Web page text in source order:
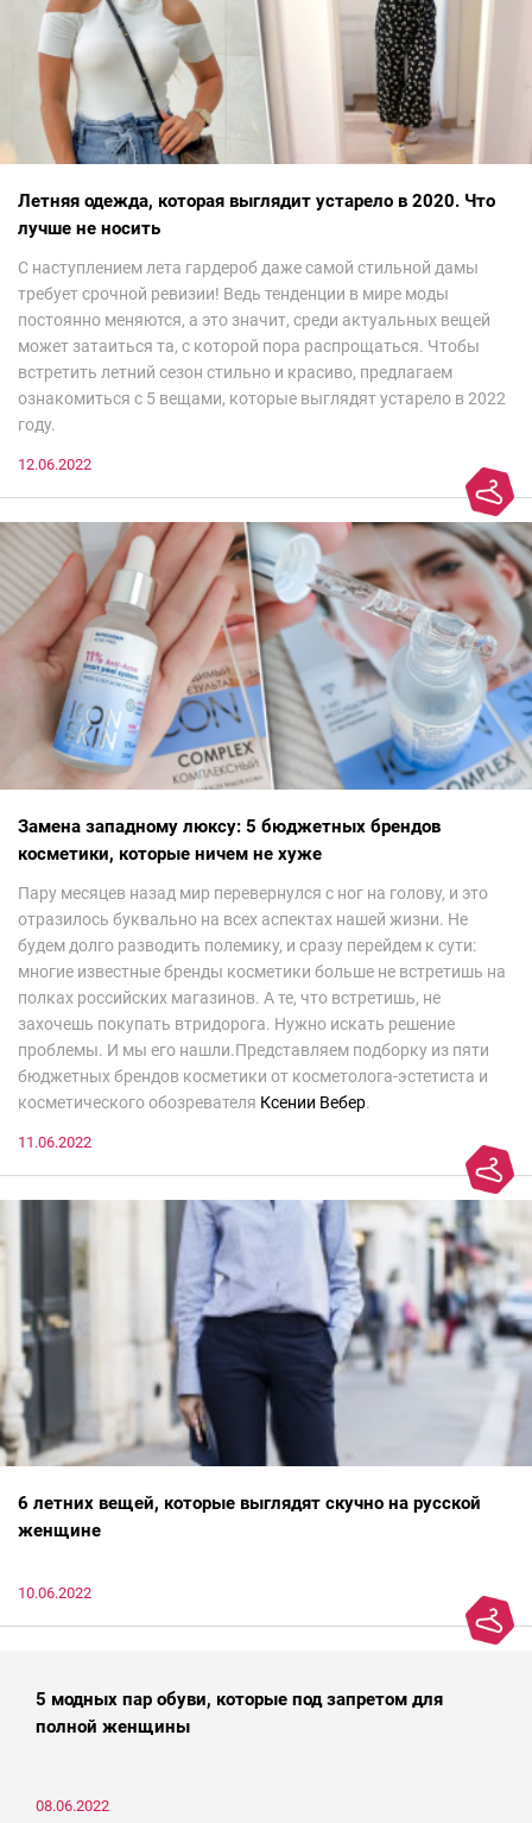
Летняя одежда, которая выглядит устарело в 2020. Что
лучше не носить
С наступлением лета гардероб даже самой стильной дамы
требует срочной ревизии! Ведь тенденции в мире моды
постоянно меняются, а это значит, среди актуальных вещей
может затаиться та, с которой пора распрощаться. Чтобы
встретить летний сезон стильно и красиво, предлагаем
ознакомиться с 5 вещами, которые выглядят устарело в 2022
году.
12.06.2022
Замена западному люксу: 5 бюджетных брендов
косметики, которые ничем не хуже
Пару месяцев назад мир перевернулся с ног на голову, и это
отразилось буквально на всех аспектах нашей жизни. Не
будем долго разводить полемику, и сразу перейдем к сути:
многие известные бренды косметики больше не встретишь на
полках российских магазинов. А те, что встретишь, не
захочешь покупать втридорога. Нужно искать решение
проблемы. И мы его нашли.Представляем подборку из пяти
бюджетных брендов косметики от косметолога-эстетиста и
косметического обозревателя Ксении Вебер.
11.06.2022
6 летних вещей, которые выглядят скучно на русской
женщине
10.06.2022
5 модных пар обуви, которые под запретом для
полной женщины
08.06.2022